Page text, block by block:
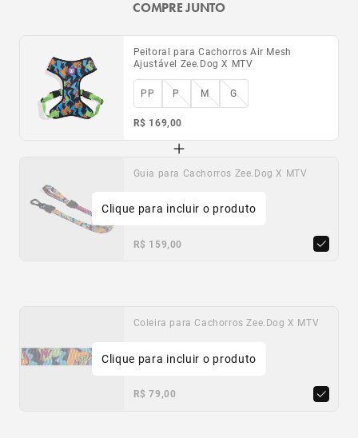
COMPRE JUNTO
Peitoral para Cachorros Air Mesh
Ajustável Zee.Dog X MTV
PP P M G
R$ 169,00
Guia para Cachorros Zee.Dog X MTV
PP P G
R$ 159,00
Clique para incluir o produto
Coleira para Cachorros Zee.Dog X MTV
PP P M G
R$ 79,00
Clique para incluir o produto